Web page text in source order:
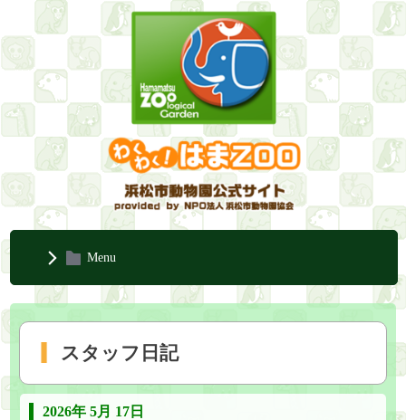
Menu
スタッフ日記
2026年 5月 17日